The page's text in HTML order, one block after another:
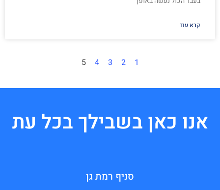
קרא עוד
1
2
3
4
5
אנו כאן בשבילך בכל עת
סניף רמת גן